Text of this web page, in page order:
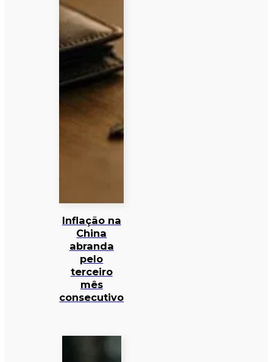
Inflação na
China
abranda
pelo
terceiro
mês
consecutivo